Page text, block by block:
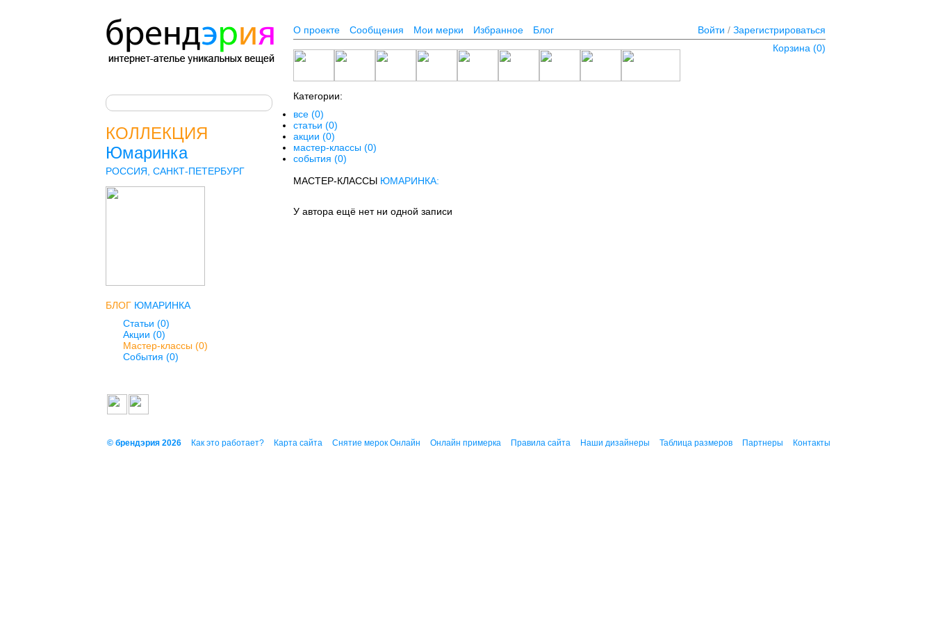
О проекте Сообщения Мои мерки Избранное Блог Войти / Зарегистрироваться
Корзина (0)
КОЛЛЕКЦИЯ
Юмаринка
РОССИЯ, САНКТ-ПЕТЕРБУРГ
БЛОГ ЮМАРИНКА
Статьи (0)
Акции (0)
Мастер-классы (0)
События (0)
Категории:
все (0)
статьи (0)
акции (0)
мастер-классы (0)
события (0)
МАСТЕР-КЛАССЫ ЮМАРИНКА:
У автора ещё нет ни одной записи
© брендэрия 2026 Как это работает? Карта сайта Снятие мерок Онлайн Онлайн примерка Правила сайта Наши дизайнеры Таблица размеров Партнеры Контакты